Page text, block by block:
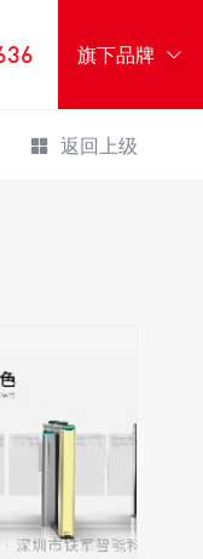
旗下品牌
返回上级